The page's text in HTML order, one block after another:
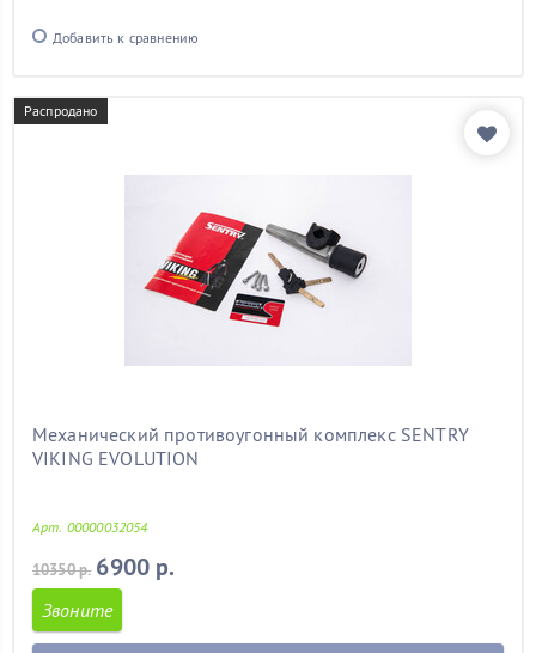
Добавить к сравнению
Распродано
Механический противоугонный комплекс SENTRY
VIKING EVOLUTION
Арт. 00000032054
10350 р. 6900 р.
Звоните